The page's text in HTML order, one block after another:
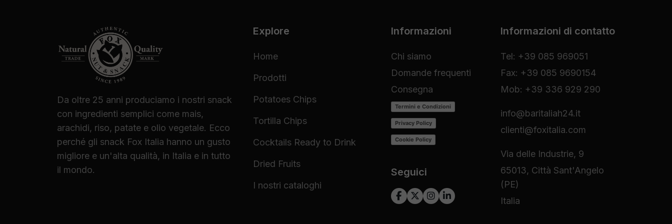
Da oltre 25 anni produciamo i nostri snack
con ingredienti semplici come mais,
arachidi, riso, patate e olio vegetale. Ecco
perché gli snack Fox Italia hanno un gusto
migliore e un'alta qualità, in Italia e in tutto
il mondo.
Explore
Home
Prodotti
Potatoes Chips
Tortilla Chips
Cocktails Ready to Drink
Dried Fruits
I nostri cataloghi
Informazioni
Chi siamo
Domande frequenti
Consegna
Termini e Condizioni
Privacy Policy
Cookie Policy
Seguici
Informazioni di contatto
Tel: +39 085 969051
Fax: +39 085 9690154
Mob: +39 336 929 290
info@baritaliah24.it
clienti@foxitalia.com
Via delle Industrie, 9
65013, Città Sant'Angelo
(PE)
Italia